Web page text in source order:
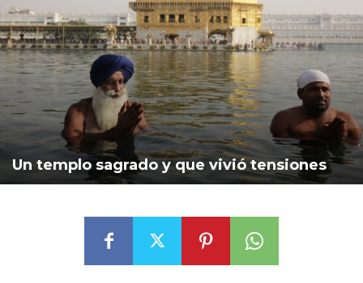
Voy
Un templo sagrado y que vivió tensiones